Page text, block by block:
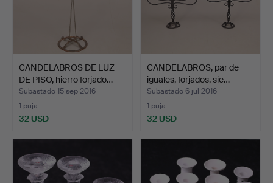
CANDELABROS DE LUZ
DE PISO, hierro forjado…
Subastado 15 sep 2016
1 puja
32 USD
CANDELABROS, par de
iguales, forjados, sie…
Subastado 6 jul 2016
1 puja
32 USD